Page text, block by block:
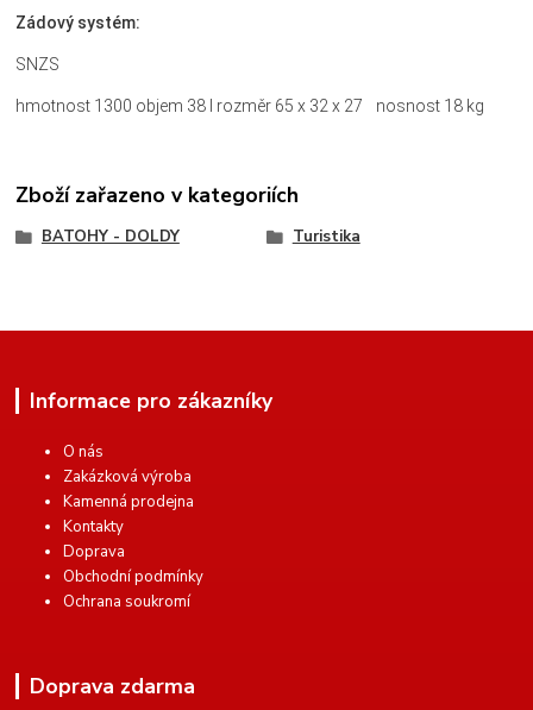
Zádový systém:
SNZS
hmotnost 1300 objem 38 l rozměr 65 x 32 x 27 nosnost 18 kg
Zboží zařazeno v kategoriích
BATOHY - DOLDY Turistika
Informace pro zákazníky
O nás
Zakázková výroba
Kamenná prodejna
Kontakty
Doprava
Obchodní podmínky
Ochrana soukromí
Doprava zdarma